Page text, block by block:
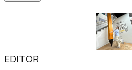
EDITOR